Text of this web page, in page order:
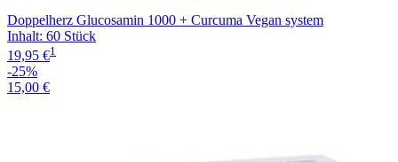
Doppelherz Glucosamin 1000 + Curcuma Vegan system
Inhalt: 60 Stück
19,95 €1
-25%
15,00 €